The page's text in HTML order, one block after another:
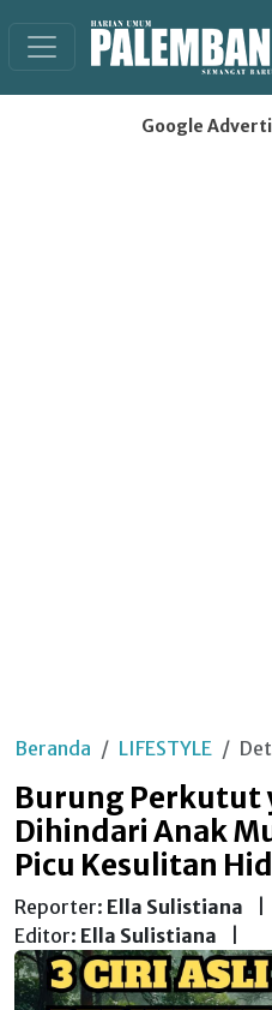
Google
Beranda LIFESTYLE
Burung Perkutut
Dihindari Anak
Picu Kesulitan
Reporter: Ella Sulistiana
Editor: Ella Sulistiana